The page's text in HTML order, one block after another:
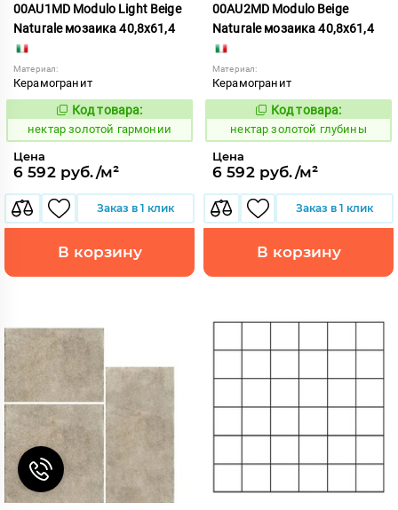
00AU1MD Modulo Light Beige
Naturale мозаика 40,8x61,4
Материал:
Керамогранит
1129141
Код товара:
нектар золотой гармонии
Цена
6 592 руб./м²
Заказ в 1 клик
В корзину
00AU2MD Modulo Beige
Naturale мозаика 40,8x61,4
Материал:
Керамогранит
1129142
Код товара:
нектар золотой глубины
Цена
6 592 руб./м²
Заказ в 1 клик
В корзину